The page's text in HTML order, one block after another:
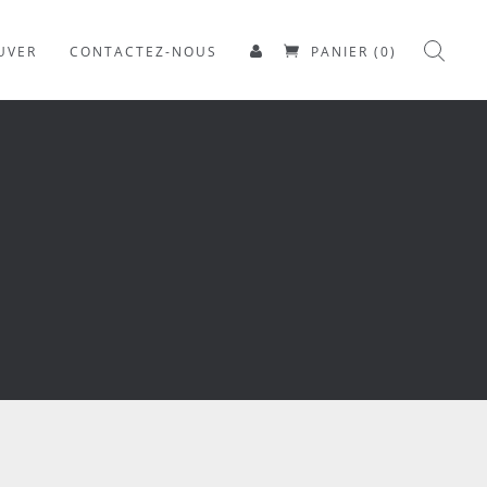
CONTACTEZ-NOUS PANIER (0)